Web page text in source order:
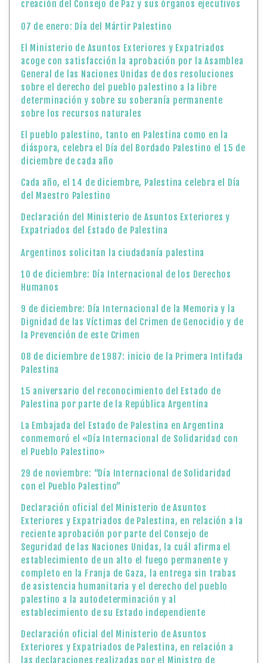
creación del Consejo de Paz y sus órganos ejecutivos
07 de enero: Día del Mártir Palestino
El Ministerio de Asuntos Exteriores y Expatriados
acoge con satisfacción la aprobación por la Asamblea
General de las Naciones Unidas de dos resoluciones
sobre el derecho del pueblo palestino a la libre
determinación y sobre su soberanía permanente
sobre los recursos naturales
El pueblo palestino, tanto en Palestina como en la
diáspora, celebra el Día del Bordado Palestino el 15 de
diciembre de cada año
Cada año, el 14 de diciembre, Palestina celebra el Día
del Maestro Palestino
Declaración del Ministerio de Asuntos Exteriores y
Expatriados del Estado de Palestina
Argentinos solicitan la ciudadanía palestina
10 de diciembre: Día Internacional de los Derechos
Humanos
9 de diciembre: Día Internacional de la Memoria y la
Dignidad de las Víctimas del Crimen de Genocidio y de
la Prevención de este Crimen
08 de diciembre de 1987: inicio de la Primera Intifada
Palestina
15 aniversario del reconocimiento del Estado de
Palestina por parte de la República Argentina
La Embajada del Estado de Palestina en Argentina
conmemoró el «Día Internacional de Solidaridad con
el Pueblo Palestino»
29 de noviembre: “Día Internacional de Solidaridad
con el Pueblo Palestino”
Declaración oficial del Ministerio de Asuntos
Exteriores y Expatriados de Palestina, en relación a la
reciente aprobación por parte del Consejo de
Seguridad de las Naciones Unidas, la cuál afirma el
establecimiento de un alto el fuego permanente y
completo en la Franja de Gaza, la entrega sin trabas
de asistencia humanitaria y el derecho del pueblo
palestino a la autodeterminación y al
establecimiento de su Estado independiente
Declaración oficial del Ministerio de Asuntos
Exteriores y Expatriados de Palestina, en relación a
las declaraciones realizadas por el Ministro de